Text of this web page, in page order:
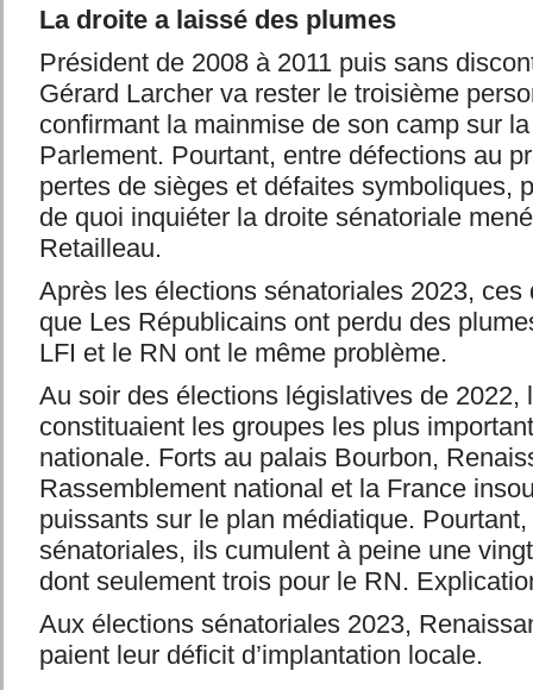
La droite a laissé des plumes
Président de 2008 à 2011 puis sans
Gérard Larcher va rester le troisième
confirmant la mainmise de son camp sur
Parlement. Pourtant, entre défections au
pertes de sièges et défaites symboliques,
de quoi inquiéter la droite sénatoriale
Retailleau.
Après les élections sénatoriales 2023, ces
que Les Républicains ont perdu des
LFI et le RN ont le même problème.
Au soir des élections législatives de 2022,
constituaient les groupes les plus
nationale. Forts au palais Bourbon,
Rassemblement national et la France
puissants sur le plan médiatique. Pourtant,
sénatoriales, ils cumulent à peine une
dont seulement trois pour le RN.
Aux élections sénatoriales 2023,
paient leur déficit d’implantation locale.